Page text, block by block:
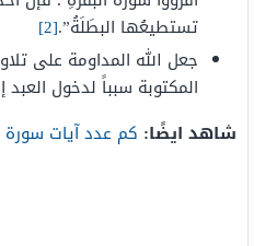
تستطيعُها البطَلَةُ”.[2]
جعل الله المداومة على
المكتوبة سبباً لدخول العبد
شاهد ايضًا: كم عدد آيات سورة